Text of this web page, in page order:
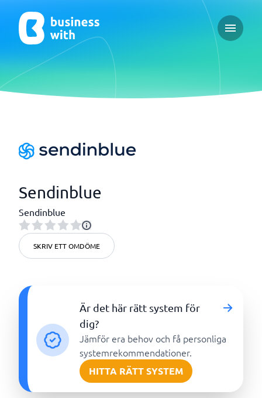
Open
Sendinblue
Sendinblue
SKRIV ETT OMDÖME
Är det här rätt system för
dig?
Jämför era behov och få personliga
systemrekommendationer.
HITTA RÄTT SYSTEM